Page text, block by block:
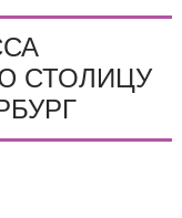
СТОЛИЦУ